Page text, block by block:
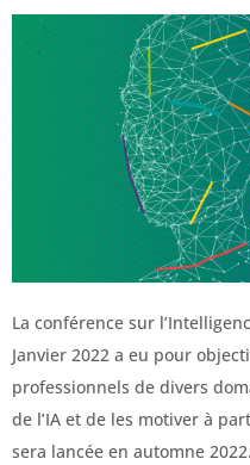
La conférence sur
Janvier 2022 a eu pour
professionnels de divers
de l’IA et de les motiver à
sera lancée en automne